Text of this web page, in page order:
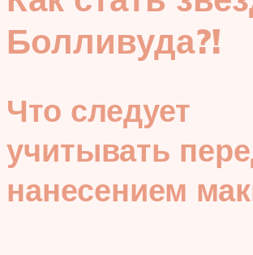
Болливуда?!
Что следует
учитывать
нанесением